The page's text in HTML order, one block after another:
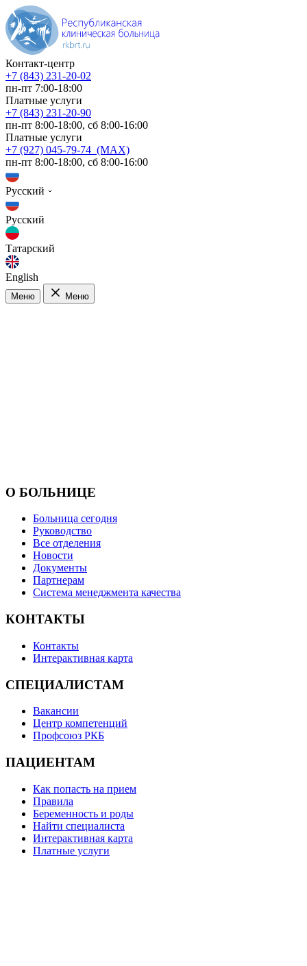
Контакт-центр
+7 (843) 231-20-02
пн-пт 7:00-18:00
Платные услуги
+7 (843) 231-20-90
пн-пт 8:00-18:00, сб 8:00-16:00
Платные услуги
+7 (927) 045-79-74 (MAX)
пн-пт 8:00-18:00, сб 8:00-16:00
Русский
Русский
Татарский
English
Меню Меню
О БОЛЬНИЦЕ
Больница сегодня
Руководство
Все отделения
Новости
Документы
Партнерам
Система менеджмента качества
КОНТАКТЫ
Контакты
Интерактивная карта
СПЕЦИАЛИСТАМ
Вакансии
Центр компетенций
Профсоюз РКБ
ПАЦИЕНТАМ
Как попасть на прием
Правила
Беременность и роды
Найти специалиста
Интерактивная карта
Платные услуги